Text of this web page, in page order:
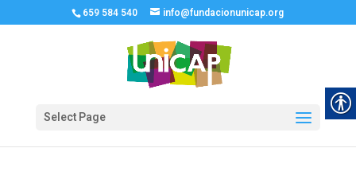
659 584 540 info@fundacionunicap.org
Select Page